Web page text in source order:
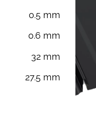
0.5 mm
0.6 mm
32 mm
27.5 mm